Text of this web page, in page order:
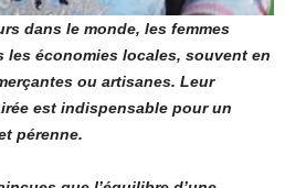
dans le monde, les femmes
économies locales, souvent en
ou artisanes. Leur
est indispensable pour un
pérenne.